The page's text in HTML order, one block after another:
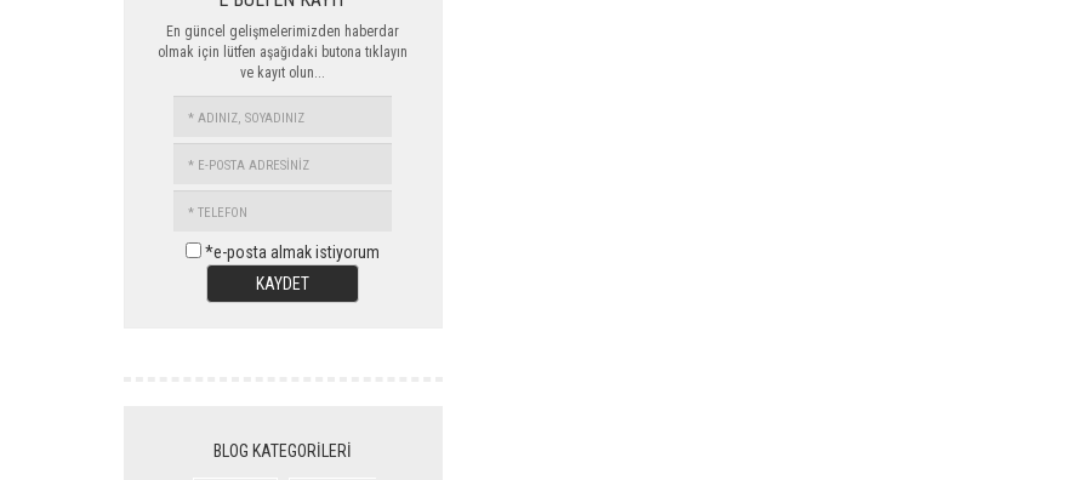
En güncel gelişmelerimizden haberdar
olmak için lütfen aşağıdaki butona tıklayın
ve kayıt olun...
*e-posta almak istiyorum
KAYDET
BLOG KATEGORİLERİ